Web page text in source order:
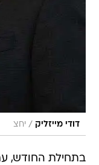
דודי מייזליק / יחצ
בתחילת החודש,